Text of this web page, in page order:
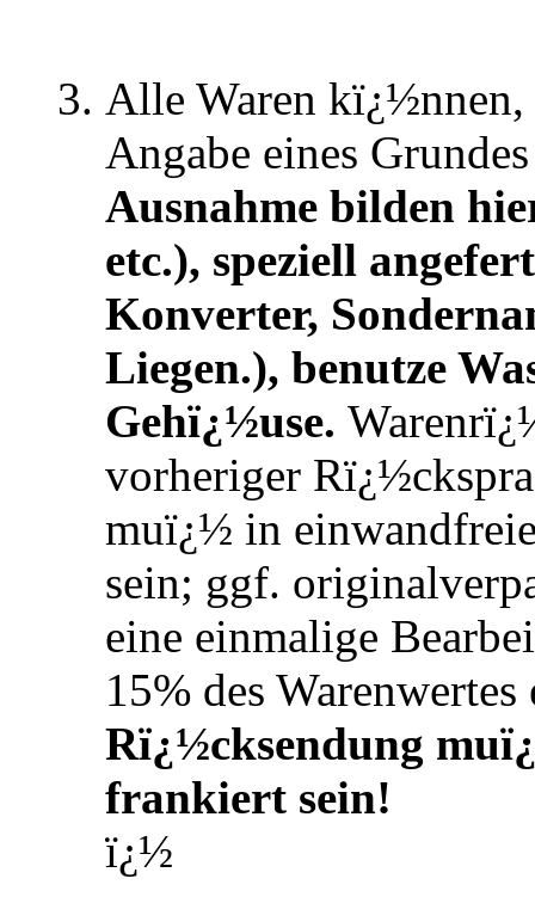
Alle Waren kï¿½nnen,
Angabe eines
Ausnahme bilden
etc.), speziell
Konverter,
Liegen.), benutze
Gehï¿½use.
vorheriger
muï¿½ in
sein; ggf.
eine einmalige
15% des
Rï¿½cksendung
frankiert sein!
ï¿½